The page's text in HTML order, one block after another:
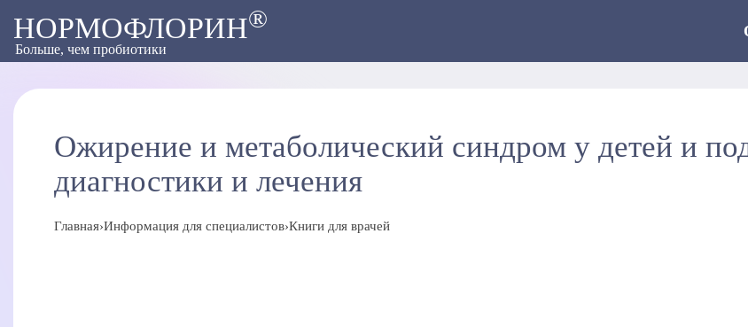
НОРМОФЛОРИН®
Больше, чем пробиотики
Ожирение и метаболический синдром у детей и
диагностики и лечения
Главная›Информация для специалистов›Книги для врачей